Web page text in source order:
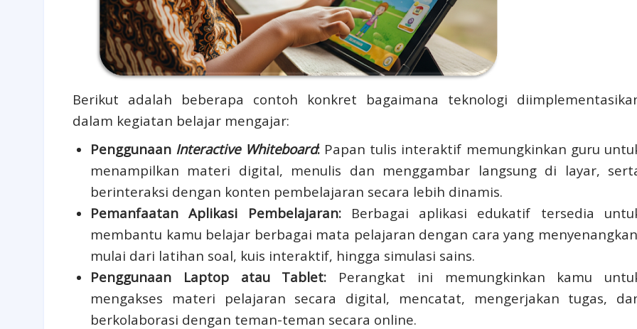
Berikut adalah beberapa contoh konkret bagaimana teknologi
dalam kegiatan belajar mengajar:
Penggunaan Interactive Whiteboard:Papan tulis interaktif memungkinkan guru
menampilkan materi digital, menulis dan menggambar langsung di layar,
berinteraksi dengan konten pembelajaran secara lebih dinamis.
Pemanfaatan Aplikasi Pembelajaran:Berbagai aplikasi edukatif tersedia
membantu kamu belajar berbagai mata pelajaran dengan cara yang
mulai dari latihan soal, kuis interaktif, hingga simulasi sains.
Penggunaan Laptop atau Tablet: Perangkat ini memungkinkan kamu
mengakses materi pelajaran secara digital, mencatat, mengerjakan tugas,
berkolaborasi dengan teman-teman secara online.